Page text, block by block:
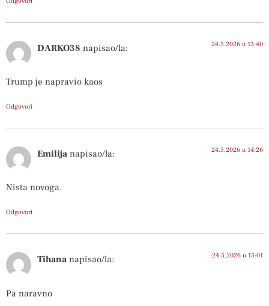
DARKO38 napisao/la: 24.5.2026 u 13:40
Trump je napravio kaos
Odgovori
Emilija napisao/la: 24.5.2026 u 14:26
Nista novoga.
Odgovori
Tihana napisao/la: 24.5.2026 u 15:01
Pa naravno